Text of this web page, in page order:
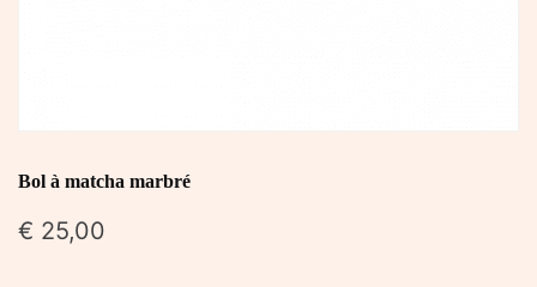
Bol à matcha marbré
€ 25,00